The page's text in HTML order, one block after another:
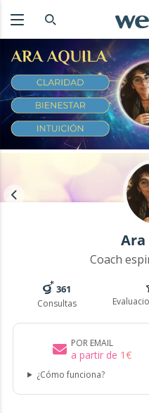
Coach
361
Consultas
POR EMAIL
a partir de 1€
¿Cómo funciona?